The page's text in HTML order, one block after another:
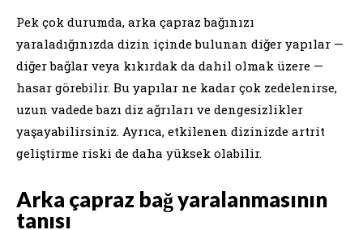
Pek çok durumda, arka çapraz bağınızı
yaraladığınızda dizin içinde bulunan diğer yapılar —
diğer bağlar veya kıkırdak da dahil olmak üzere —
hasar görebilir. Bu yapılar ne kadar çok zedelenirse,
uzun vadede bazı diz ağrıları ve dengesizlikler
yaşayabilirsiniz. Ayrıca, etkilenen dizinizde artrit
geliştirme riski de daha yüksek olabilir.
Arka çapraz bağ yaralanmasının
tanısı